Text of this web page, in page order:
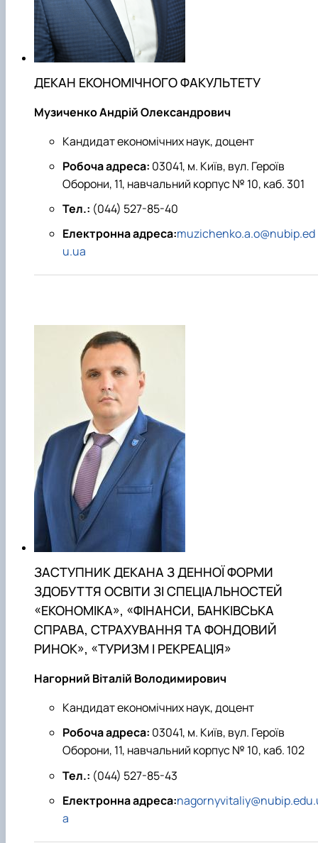
Проєкт «Розвиток лідерських навичок жінок
та мереж для забезпечення рівності у …
ДЕКАН ЕКОНОМІЧНОГО ФАКУЛЬТЕТУ
Музиченко Андрій Олександрович
Кандидат економічних наук, доцент
Робоча адреса: 03041, м. Київ, вул. Героїв
Оборони, 11, навчальний корпус № 10, каб. 301
Тел.: (044) 527-85-40
Електронна адреса:muzichenko.a.o@nubip.ed
u.ua
ЗАСТУПНИК ДЕКАНА З ДЕННОЇ ФОРМИ
ЗДОБУТТЯ ОСВІТИ ЗІ СПЕЦІАЛЬНОСТЕЙ
«ЕКОНОМІКА», «ФІНАНСИ, БАНКІВСЬКА
СПРАВА, СТРАХУВАННЯ ТА ФОНДОВИЙ
РИНОК», «ТУРИЗМ І РЕКРЕАЦІЯ»
Нагорний Віталій Володимирович
Кандидат економічних наук, доцент
Робоча адреса: 03041, м. Київ, вул. Героїв
Оборони, 11, навчальний корпус № 10, каб. 102
Тел.: (044) 527-85-43
Електронна адреса:
a